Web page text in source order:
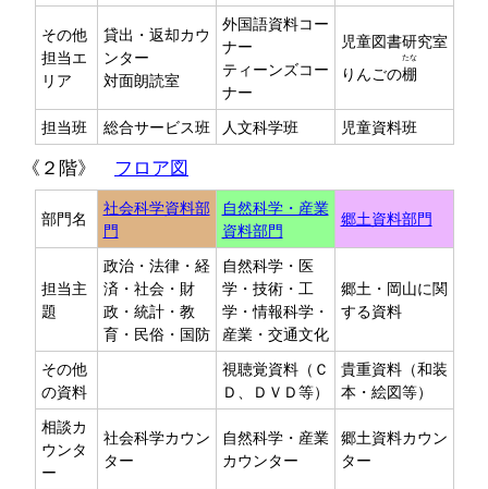
その他
担当エ
リア
貸出・返却カウ
ンター
対面朗読室
外国語資料コー
ナー
ティーンズコー
ナー
児童図書研究室
りんごの棚
たな
担当班 総合サービス班 人文科学班 児童資料班
《２階》 フロア図
部門名
社会科学資料部
門
自然科学・産業
資料部門
郷土資料部門
担当主
題
政治・法律・経
済・社会・財
政・統計・教
育・民俗・国防
自然科学・医
学・技術・工
学・情報科学・
産業・交通文化
郷土・岡山に関
する資料
その他
の資料
視聴覚資料（Ｃ
Ｄ、ＤＶＤ等）
貴重資料（和装
本・絵図等）
相談カ
ウンタ
ー
社会科学カウン
ター
自然科学・産業
カウンター
郷土資料カウン
ター